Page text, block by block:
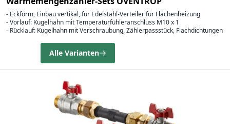
- Eckform, Einbau vertikal, für Edelstahl-Verteiler für Flächenheizung
- Vorlauf: Kugelhahn mit Temperaturfühleranschluss M10 x 1
- Rücklauf: Kugelhahn mit Verschraubung, Zählerpassstück, Flachdichtungen
Alle Varianten